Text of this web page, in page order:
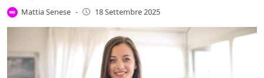
Mattia Senese - 18 Settembre 2025